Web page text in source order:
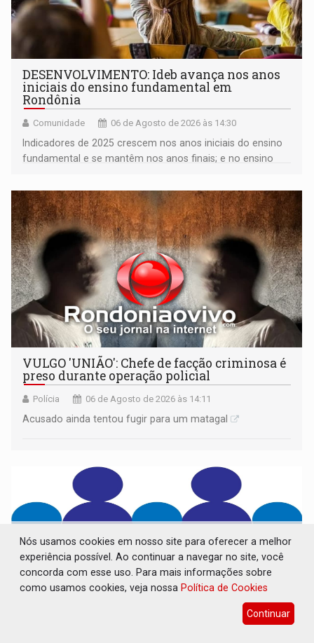
DESENVOLVIMENTO: Ideb avança nos anos
iniciais do ensino fundamental em
Rondônia
Comunidade 06 de Agosto de 2026 às 14:30
Indicadores de 2025 crescem nos anos iniciais do ensino
fundamental e se mantêm nos anos finais; e no ensino
VULGO 'UNIÃO': Chefe de facção criminosa é
preso durante operação policial
Polícia 06 de Agosto de 2026 às 14:11
Acusado ainda tentou fugir para um matagal
Nós usamos cookies em nosso site para oferecer a melhor
experiência possível. Ao continuar a navegar no site, você
concorda com esse uso. Para mais informações sobre
como usamos cookies, veja nossa Política de Cookies
Continuar